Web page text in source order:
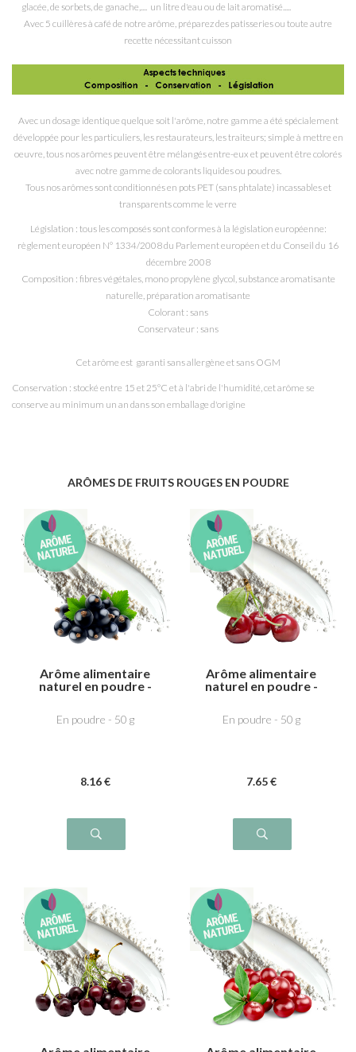
glacée, de sorbets, de ganache,.... un litre d'eau ou de lait aromatisé.....
Avec 5 cuillères à café de notre arôme, préparez des patisseries ou toute autre
recette nécessitant cuisson
Avec un dosage identique quelque soit l'arôme, notre gamme a été spécialement
développée pour les particuliers, les restaurateurs, les traiteurs; simple à mettre en
oeuvre, tous nos arômes peuvent être mélangés entre-eux et peuvent être colorés
avec notre gamme de colorants liquides ou poudres.
Tous nos arômes sont conditionnés en pots PET (sans phtalate) incassables et
transparents comme le verre
Législation : tous les composés sont conformes à la législation européenne:
règlement européen N° 1334/2008 du Parlement européen et du Conseil du 16
décembre 2008
Composition : fibres végétales, mono propylène glycol, substance aromatisante
naturelle, préparation aromatisante
Colorant : sans
Conservateur : sans
Cet arôme est garanti sans allergène et sans OGM
Conservation : stocké entre 15 et 25°C et à l'abri de l'humidité, cet arôme se
conserve au minimum un an dans son emballage d'origine
ARÔMES DE FRUITS ROUGES EN POUDRE
Arôme alimentaire
naturel en poudre -
En poudre - 50 g
8.16 €
Arôme alimentaire
naturel en poudre -
En poudre - 50 g
7.65 €